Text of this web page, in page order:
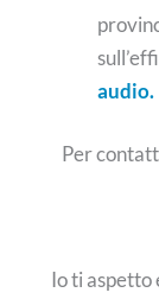
audio.
Per
Io ti aspetto